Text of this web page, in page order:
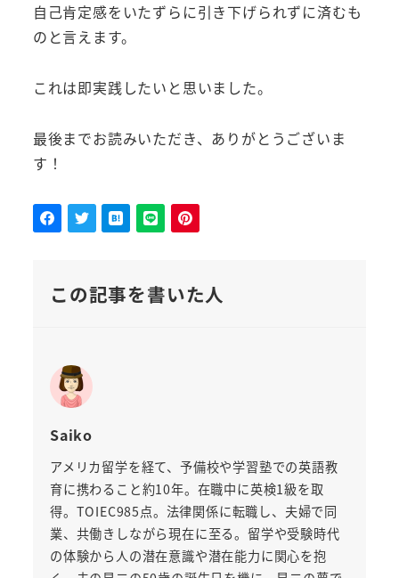
自己肯定感をいたずらに引き下げられずに済むも
のと言えます。
これは即実践したいと思いました。
最後までお読みいただき、ありがとうございま
す！
この記事を書いた人
Saiko
アメリカ留学を経て、予備校や学習塾での英語教
育に携わること約10年。在職中に英検1級を取
得。TOIEC985点。法律関係に転職し、夫婦で同
業、共働きしながら現在に至る。留学や受験時代
の体験から人の潜在意識や潜在能力に関心を抱